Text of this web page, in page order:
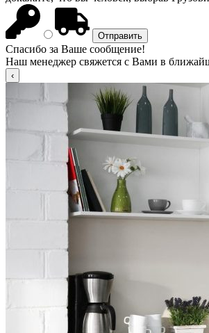
Спасибо за Ваше сообщение!
Наш менеджер свяжется с Вами в